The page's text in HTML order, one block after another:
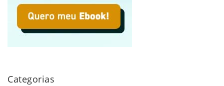
Categorias